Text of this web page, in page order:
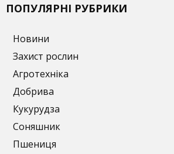
ПОПУЛЯРНІ РУБРИКИ
Новини
Захист рослин
Агротехніка
Добрива
Кукурудза
Соняшник
Пшениця